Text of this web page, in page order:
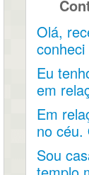
Olá,
acho
Eu
em
e os 3
Em
no céu.
nível
Sou